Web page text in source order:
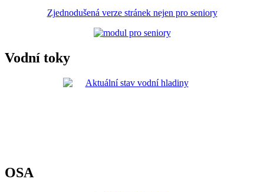
Zjednodušená verze stránek nejen pro seniory
Vodní toky
OSA